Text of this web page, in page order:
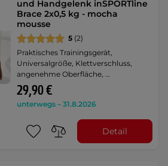
und Handgelenk inSPORTline
Brace 2x0,5 kg - mocha
mousse
5 (2)
Praktisches Trainingsgerät,
Universalgröße, Klettverschluss,
angenehme Oberfläche, …
29,90 €
unterwegs – 31.8.2026
Detail